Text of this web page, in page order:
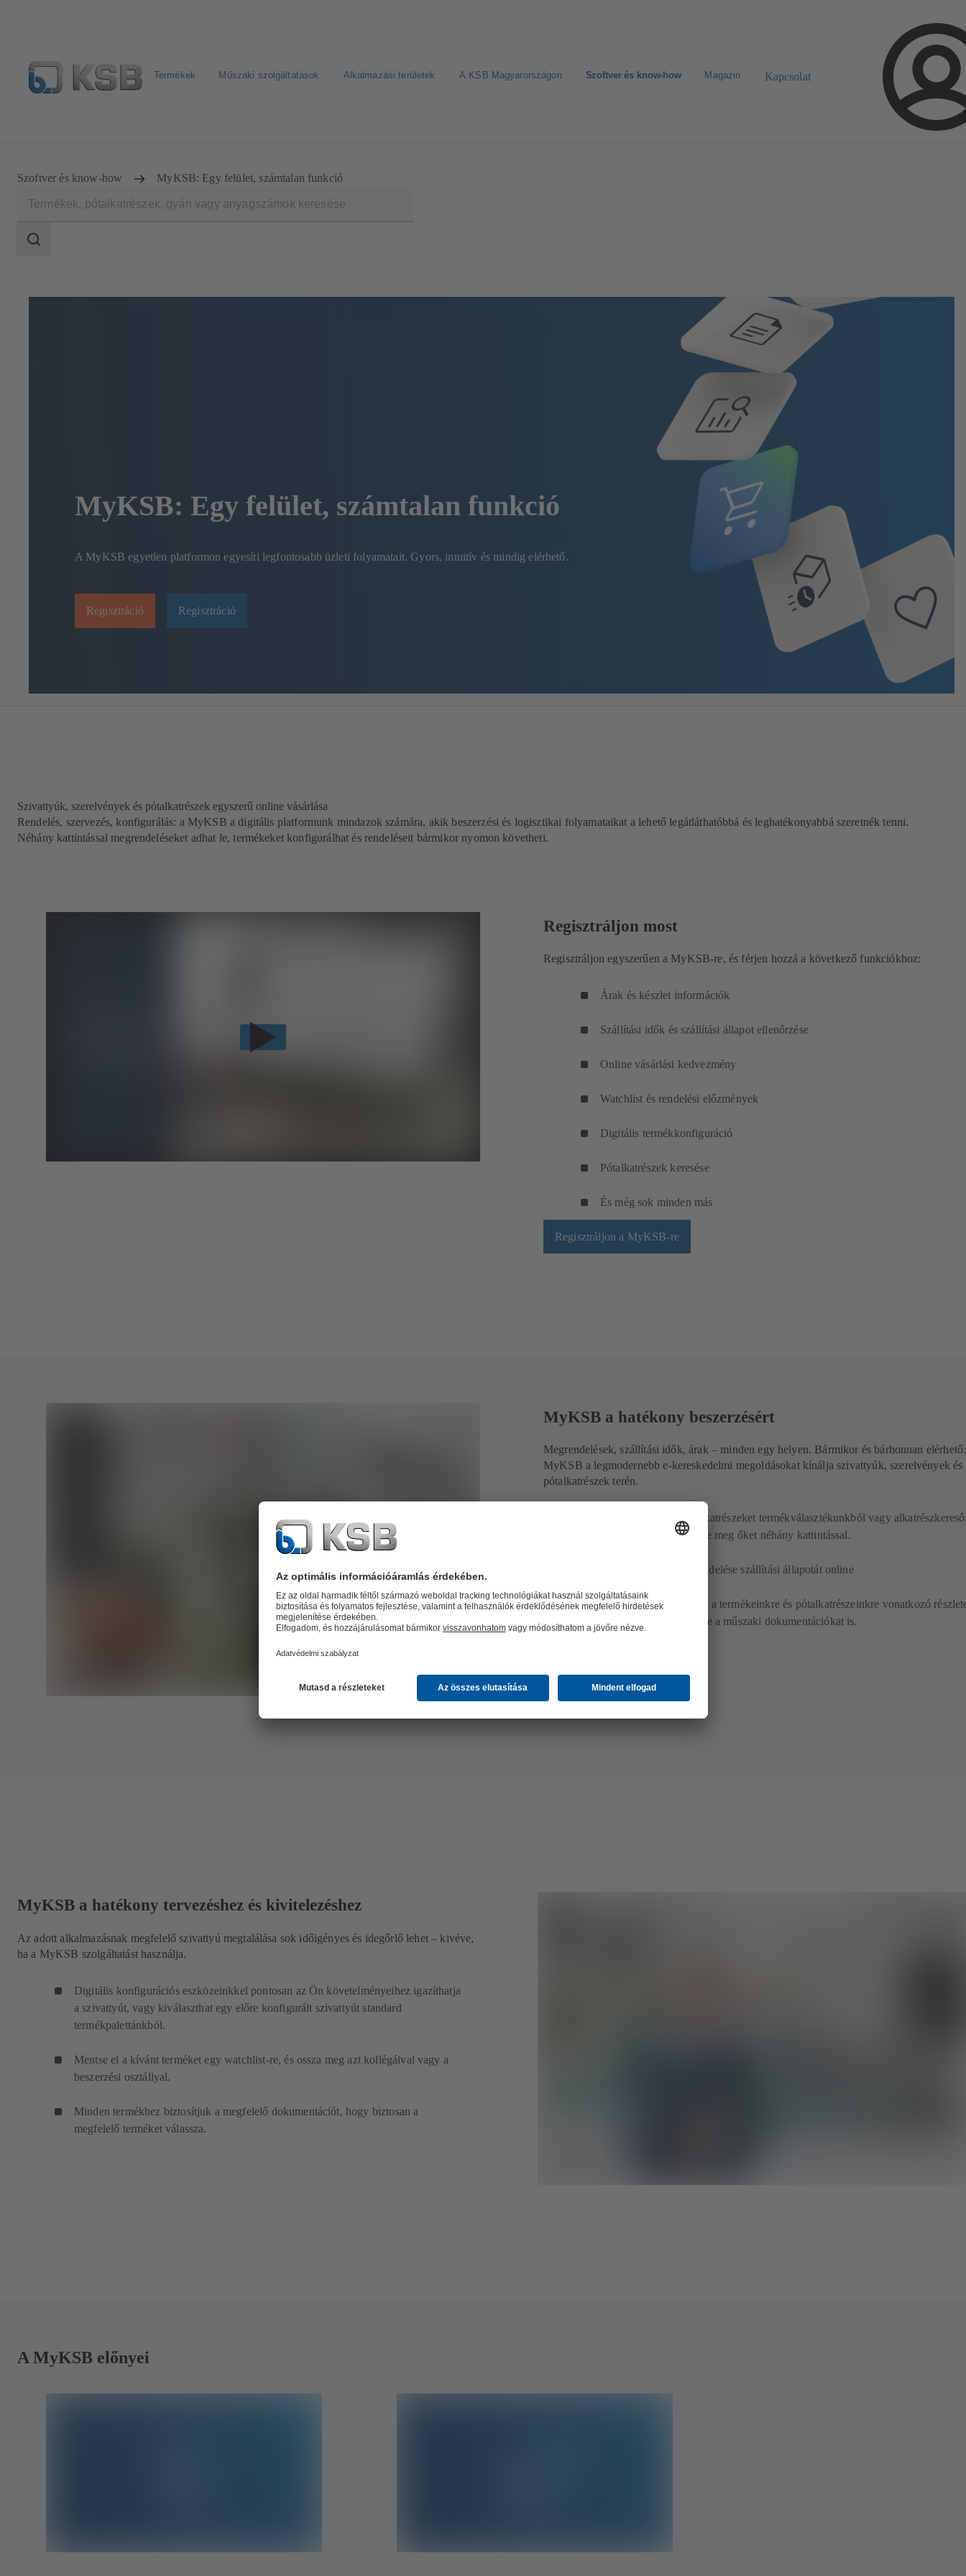
Termékek Műszaki szolgáltatások Alkalmazási területek A KSB Magyarországon Szoftver és know-how Magazin Kapcsolat
Szoftver és know-how MyKSB: Egy felület, számtalan funkció
tartomány
Keresési
MyKSB: Egy felület, számtalan funkció
A MyKSB egyetlen platformon egyesíti legfontosabb üzleti folyamatait. Gyors, intuitív és mindig elérhető.
Regisztráció Regisztráció
Szivattyúk, szerelvények és pótalkatrészek egyszerű online vásárlása
Rendelés, szervezés, konfigurálás: a MyKSB a digitális platformunk mindazok számára, akik beszerzési és logisztikai folyamataikat a lehető legátláthatóbbá és leghatékonyabbá szeretnék tenni.
Néhány kattintással megrendeléseket adhat le, termékeket konfigurálhat és rendeléseit bármikor nyomon követheti.
Regisztráljon most
Regisztráljon egyszerűen a MyKSB-re, és férjen hozzá a következő funkciókhoz:
Árak és készlet információk
Szállítási idők és szállítási állapot ellenőrzése
Online vásárlási kedvezmény
Watchlist és rendelési előzmények
Digitális termékkonfiguráció
Pótalkatrészek keresése
És még sok minden más
Regisztráljon a MyKSB-re
MyKSB a hatékony beszerzésért
Megrendelések, szállítási idők, árak – minden egy helyen. Bármikor és bárhonnan
MyKSB a legmodernebb e-kereskedelmi megoldásokat kínálja szivattyúk, szerelvények és
pótalkatrészek terén.
Válassza ki a kívánt alkatrészeket termékválasztékunkból vagy
segítségével, és rendelje meg őket néhány kattintással.
Tartsa szemmel megrendelése szállítási állapotát online
Bármikor megtalálhatja a termékeinkre és pótalkatrészeinkre vonatkozó
információkat, beleértve a műszaki dokumentációkat is.
MyKSB a hatékony tervezéshez és kivitelezéshez
Az adott alkalmazásnak megfelelő szivattyú megtalálása sok időigényes és idegőrlő lehet – kivéve,
ha a MyKSB szolgáltatást használja.
Digitális konfigurációs eszközeinkkel pontosan az Ön követelményeihez igazíthatja
a szivattyút, vagy kiválaszthat egy előre konfigurált szivattyút standard
termékpalettánkból.
Mentse el a kívánt terméket egy watchlist-re, és ossza meg azt kollégáival vagy a
beszerzési osztállyal.
Minden termékhez biztosítjuk a megfelelő dokumentációt, hogy biztosan a
megfelelő terméket válassza.
A MyKSB előnyei